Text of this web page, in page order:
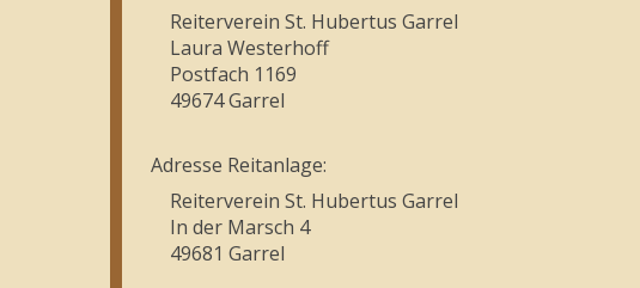
Reiterverein St. Hubertus Garrel
Laura Westerhoff
Postfach 1169
49674 Garrel
Adresse Reitanlage:
Reiterverein St. Hubertus Garrel
In der Marsch 4
49681 Garrel